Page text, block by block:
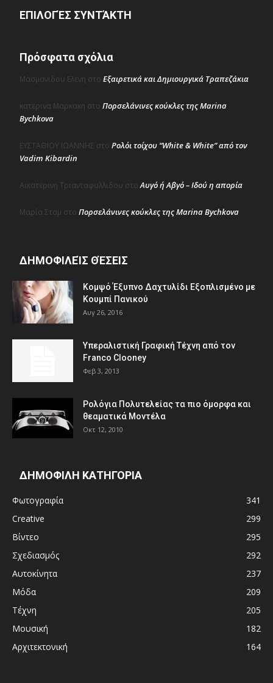
ΕΠΙΛΟΓΈΣ ΣΥΝΤΆΚΤΗ
Πρόσφατα σχόλια
Μασμανιδου Ελενη στο Εξαιρετικά και Δημιουργικά Τραπεζάκια
κατερινα Μαρκακη στο Πορσελάνινες κούκλες της Marina
Bychkova
ΕΥΣΤΑΘΙΟΥ ΙΩΑΝΝΗΣ στο Ρολόι τοίχου “White & White” από τον
Vadim Kibardin
Αικατερινη Τριανταφυλλιδου στοΑυγό ή Αβγό – Ιδού η απορία
Μαρία Σταμ στο Πορσελάνινες κούκλες της Marina Bychkova
ΔΗΜΟΦΙΛΕΊΣ ΘΈΣΕΙΣ
Κομψό Έξυπνο Δαχτυλίδι Εξοπλισμένο με
Κουμπί Πανικού
Αυγ 26, 2016
Υπεραλιστική Γραφική Τέχνη από τον
Franco Clooney
Φεβ 3, 2013
Ρολόγια Πολυτελείας τα πιο όμορφα και
θεαματικά Μοντέλα
Οκτ 12, 2010
ΔΗΜΟΦΙΛΗ ΚΑΤΗΓΟΡΙΑ
Φωτογραφία
341
Creative
299
Βίντεο
295
Σχεδιασμός
292
Αυτοκίνητα
237
Μόδα
209
Τέχνη
205
Μουσική
182
Αρχιτεκτονική
164